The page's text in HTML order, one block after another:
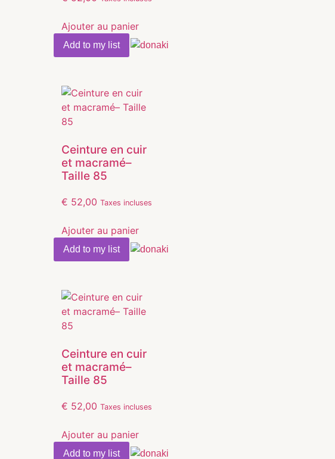
Ajouter au panier
Add to my list
Ceinture en cuir
et macramé–
Taille 85
€ 52,00 Taxes incluses
Ajouter au panier
Add to my list
Ceinture en cuir
et macramé–
Taille 85
€ 52,00 Taxes incluses
Ajouter au panier
Add to my list